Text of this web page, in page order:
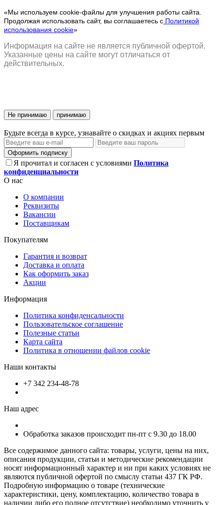
«Мы используем cookie-файлы для улучшения работы сайта.
Продолжая использовать сайт, вы соглашаетесь с Политикой
использования cookie»
Информация на сайте не является публичной офертой.
Указанные цены на сайте могут отличаться от
действительных.
Не принимаю принимаю
Будьте всегда в курсе, узнавайте о скидках и акциях первым
Оформить подписку
Я прочитал и согласен с условиями Политика
конфиденциальности
О нас
О компании
Реквизиты
Вакансии
Поставщикам
Покупателям
Гарантия и возврат
Доставка и оплата
Как оформить заказ
Акции
Информация
Политика конфиденсальности
Пользовательское соглашение
Полезные статьи
Карта сайта
Политика в отношении файлов cookie
Наши контакты
+7 342 234-48-78
Наш адрес
Обработка заказов происходит пн-пт с 9.30 до 18.00
Все содержимое данного сайта: товары, услуги, цены на них,
описания продукции, статьи и методические рекомендации
носят информационный характер и ни при каких условиях не
являются публичной офертой по смыслу статьи 437 ГК РФ.
Подробную информацию о товаре (технические
характеристики, цену, комплектацию, количество товара в
наличии либо его полное отсутствие) необходимо уточнить у